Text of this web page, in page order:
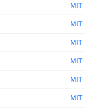
MIT
MIT
MIT
MIT
MIT
MIT